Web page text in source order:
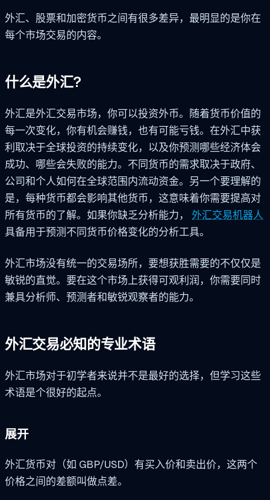
外汇、股票和加密货币之间有很多差异，最明显的是你在
每个市场交易的内容。
什么是外汇?
外汇是外汇交易市场，你可以投资外币。随着货币价值的
每一次变化，你有机会赚钱，也有可能亏钱。在外汇中获
利取决于全球投资的持续变化，以及你预测哪些经济体会
成功、哪些会失败的能力。不同货币的需求取决于政府、
公司和个人如何在全球范围内流动资金。另一个要理解的
是，每种货币都会影响其他货币，这意味着你需要提高对
所有货币的了解。如果你缺乏分析能力， 外汇交易机器人
具备用于预测不同货币价格变化的分析工具。
外汇市场没有统一的交易场所，要想获胜需要的不仅仅是
敏锐的直觉。要在这个市场上获得可观利润，你需要同时
兼具分析师、预测者和敏锐观察者的能力。
外汇交易必知的专业术语
外汇市场对于初学者来说并不是最好的选择，但学习这些
术语是个很好的起点。
展开
外汇货币对（如 GBP/USD）有买入价和卖出价，这两个
价格之间的差额叫做点差。